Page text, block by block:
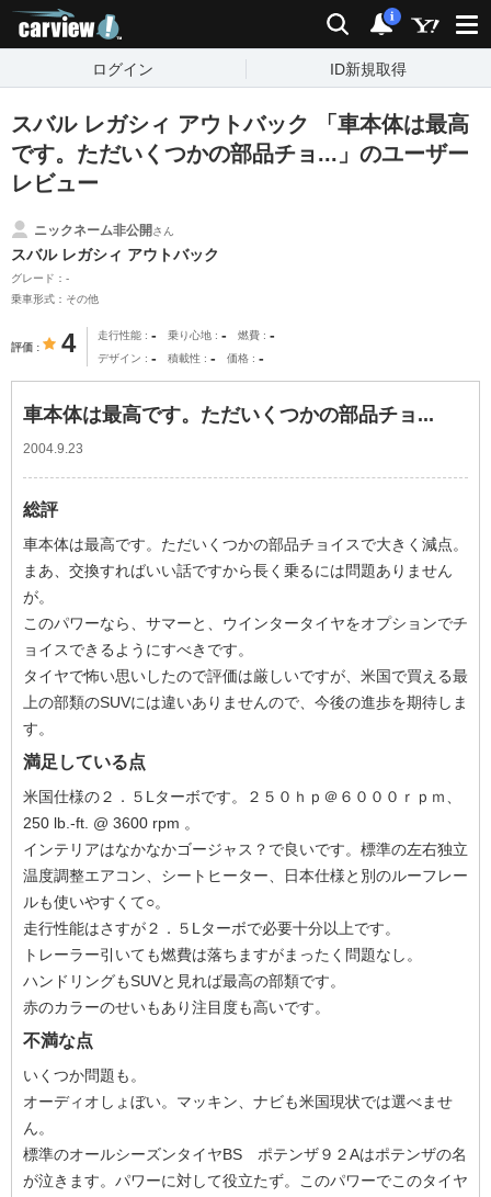
検索 通知
i
ログイン ID新規取得
スバル レガシィ アウトバック 「車本体は最高
です。ただいくつかの部品チョ...」のユーザー
レビュー
ニックネーム非公開さん
スバル レガシィ アウトバック
グレード：-
乗車形式：その他
評価 4 走行性能 - 乗り心地 - 燃費 -
デザイン - 積載性 - 価格 -
車本体は最高です。ただいくつかの部品チョ...
2004.9.23
総評
車本体は最高です。ただいくつかの部品チョイスで大きく減点。
まあ、交換すればいい話ですから長く乗るには問題ありません
が。
このパワーなら、サマーと、ウインタータイヤをオプションでチ
ョイスできるようにすべきです。
タイヤで怖い思いしたので評価は厳しいですが、米国で買える最
上の部類のSUVには違いありませんので、今後の進歩を期待しま
す。
満足している点
米国仕様の２．５Lターボです。２５０ｈｐ＠６０００ｒｐｍ、
250 lb.-ft. @ 3600 rpm 。
インテリアはなかなかゴージャス？で良いです。標準の左右独立
温度調整エアコン、シートヒーター、日本仕様と別のルーフレー
ルも使いやすくて○。
走行性能はさすが２．５Lターボで必要十分以上です。
トレーラー引いても燃費は落ちますがまったく問題なし。
ハンドリングもSUVと見れば最高の部類です。
赤のカラーのせいもあり注目度も高いです。
不満な点
いくつか問題も。
オーディオしょぼい。マッキン、ナビも米国現状では選べませ
ん。
標準のオールシーズンタイヤBS ポテンザ９２Aはポテンザの名
が泣きます。パワーに対して役立たず。このパワーでこのタイヤ